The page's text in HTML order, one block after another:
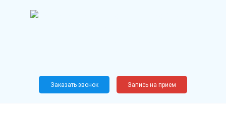
Новослободская, 62, к12
Заказать звонок Запись на прием